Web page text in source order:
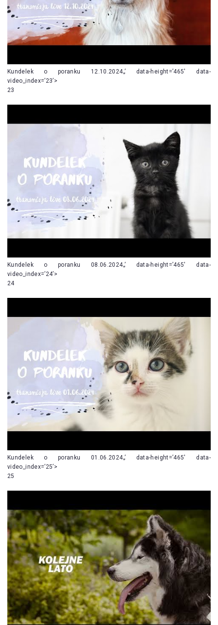
Kundelek o poranku 12.10.2024„’ data-height=’465′ data-
video_index=’23’>
23
Kundelek o poranku 08.06.2024„’ data-height=’465′ data-
video_index=’24’>
24
Kundelek o poranku 01.06.2024„’ data-height=’465′ data-
video_index=’25’>
25